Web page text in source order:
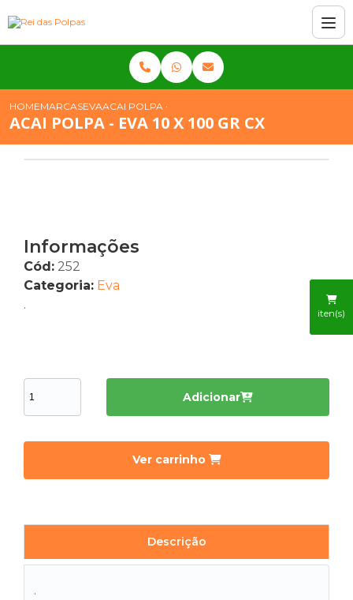
iten(s)
HOMEMARCASEVAACAI POLPA - EVA 10 X 100 GR CX
ACAI POLPA - EVA 10 X 100 GR CX
Informações
Cód: 252
Categoria: Eva
.
Adicionar
Ver carrinho
Descrição
.